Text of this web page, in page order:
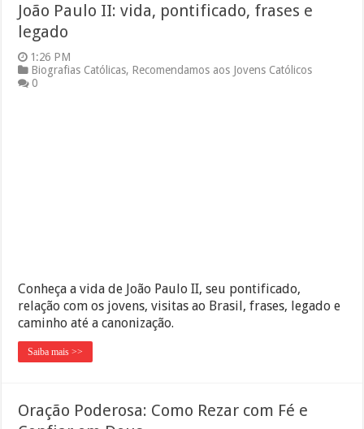
João Paulo II: vida, pontificado, frases e
legado
1:26 PM
Biografias Católicas, Recomendamos aos Jovens Católicos
0
Conheça a vida de João Paulo II, seu pontificado,
relação com os jovens, visitas ao Brasil, frases, legado e
caminho até a canonização.
Saiba mais >>
Oração Poderosa: Como Rezar com Fé e